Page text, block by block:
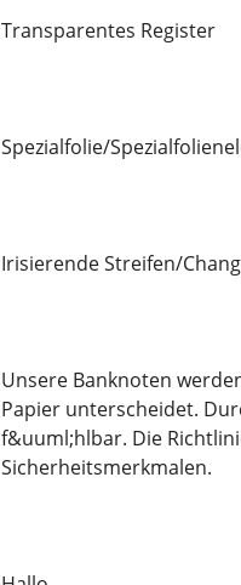
Transparentes Register
Spezialfolie/
Irisierende Streifen/
Unsere Banknoten
Papier unterscheidet.
f&uuml;hlbar. Die
Sicherheitsmerkmalen.